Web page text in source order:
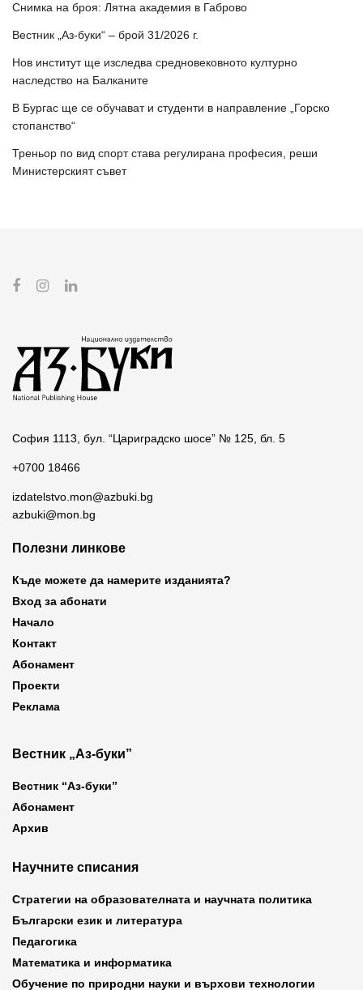
Снимка на броя: Лятна академия в Габрово
Вестник „Аз-буки“ – брой 31/2026 г.
Нов институт ще изследва средновековното културно
наследство на Балканите
В Бургас ще се обучават и студенти в направление „Горско
стопанство“
Треньор по вид спорт става регулирана професия, реши
Министерският съвет
София 1113, бул. “Цариградско шосе” № 125, бл. 5
+0700 18466
izdatelstvo.mon@azbuki.bg
azbuki@mon.bg
Полезни линкове
Къде можете да намерите изданията?
Вход за абонати
Начало
Контакт
Абонамент
Проекти
Реклама
Вестник „Аз-буки”
Вестник “Аз-буки”
Абонамент
Архив
Научните списания
Стратегии на образователната и научната политика
Български език и литература
Педагогика
Математика и информатика
Обучение по природни науки и върхови технологии